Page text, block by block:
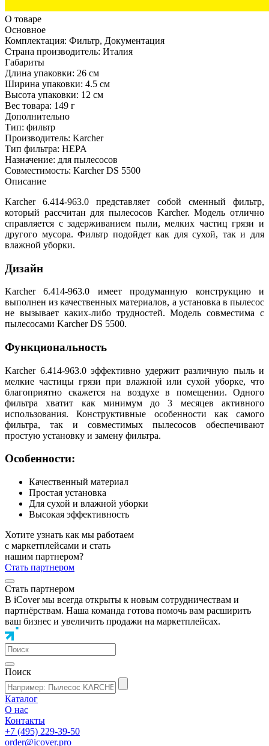
О товаре
Основное
Комплектация: Фильтр, Документация
Страна производитель: Италия
Габариты
Длина упаковки: 26 см
Ширина упаковки: 4.5 см
Высота упаковки: 12 см
Вес товара: 149 г
Дополнительно
Тип: фильтр
Производитель: Karcher
Тип фильтра: HEPA
Назначение: для пылесосов
Совместимость: Karcher DS 5500
Описание
Karcher 6.414-963.0 представляет собой сменный фильтр,
который рассчитан для пылесосов Karcher. Модель отлично
справляется с задерживанием пыли, мелких частиц грязи и
другого мусора. Фильтр подойдет как для сухой, так и для
влажной уборки.
Дизайн
Karcher 6.414-963.0 имеет продуманную конструкцию и
выполнен из качественных материалов, а установка в пылесос
не вызывает каких-либо трудностей. Модель совместима с
пылесосами Karcher DS 5500.
Функциональность
Karcher 6.414-963.0 эффективно удержит различную пыль и
мелкие частицы грязи при влажной или сухой уборке, что
благоприятно скажется на воздухе в помещении. Одного
фильтра хватит как минимум до 3 месяцев активного
использования. Конструктивные особенности как самого
фильтра, так и совместимых пылесосов обеспечивают
простую установку и замену фильтра.
Особенности:
Качественный материал
Простая установка
Для сухой и влажной уборки
Высокая эффективность
Хотите узнать как мы работаем
с маркетплейсами и стать
нашим партнером?
Стать партнером
Стать партнером
В iCover мы всегда открыты к новым сотрудничествам и
партнёрствам. Наша команда готова помочь вам расширить
ваш бизнес и увеличить продажи на маркетплейсах.
Поиск
Каталог
О нас
Контакты
+7 (495) 229-39-50
order@icover.pro